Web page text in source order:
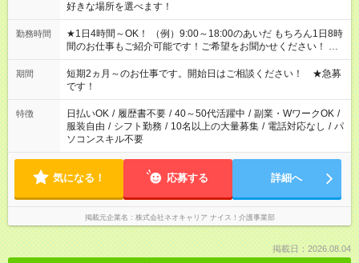
好きな場所を選べます！
勤務時間
★1日4時間～OK！ （例）9:00～18:00のあいだ もちろん1日8時
間のお仕事もご紹介可能です！ご希望をお聞かせください！ ★
家庭の都合でお休みが必要な場合も遠慮なくご相談ください。
※週最低15時間以上の勤務が必要です
期間
短期2ヵ月～のお仕事です。開始日はご相談ください！ ★急募
です！
特徴 日払いOK / 履歴書不要 / 40～50代活躍中 / 副業・WワークOK /
服装自由 / シフト勤務 / 10名以上の大量募集 / 電話対応なし / パ
ソコンスキル不要
気になる！ 応募する 詳細へ
掲載元企業名 株式会社ネオキャリア ナイス！介護事業部
掲載日：2026.08.04